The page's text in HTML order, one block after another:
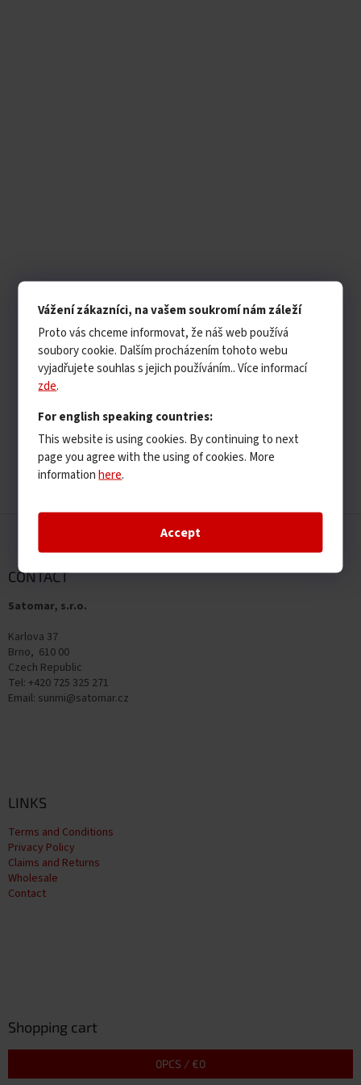
Vážení zákazníci, na vašem soukromí nám záleží
Proto vás chceme informovat, že náš web používá
soubory cookie. Dalším procházením tohoto webu
vyjadřujete souhlas s jejich používáním.. Více informací
zde.
For english speaking countries:
This website is using cookies. By continuing to next
page you agree with the using of cookies. More
informationhere.
Accept
CONTACT
Satomar, s.r.o.
Karlova 37
Brno, 610 00
Czech Republic
Tel: +420 725 325 271
Email: sunmi@satomar.cz
LINKS
Terms and Conditions
Privacy Policy
Claims and Returns
Wholesale
Contact
Shopping cart
0PCS / €0